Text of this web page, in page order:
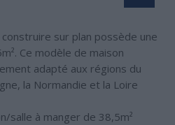
sur plan possède une
Ce modèle de maison
adapté aux régions du
la Normandie et la Loire
salle à manger de 38,5m²